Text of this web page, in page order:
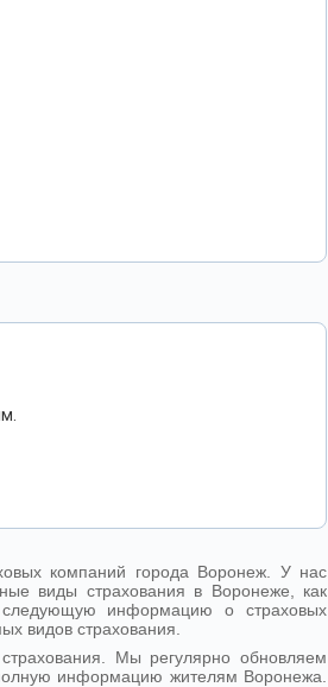
компаний города Воронеж. У нас
виды страхования в Воронеже, как
информацию о страховых
видов страхования.
Мы регулярно обновляем
информацию жителям Воронежа.